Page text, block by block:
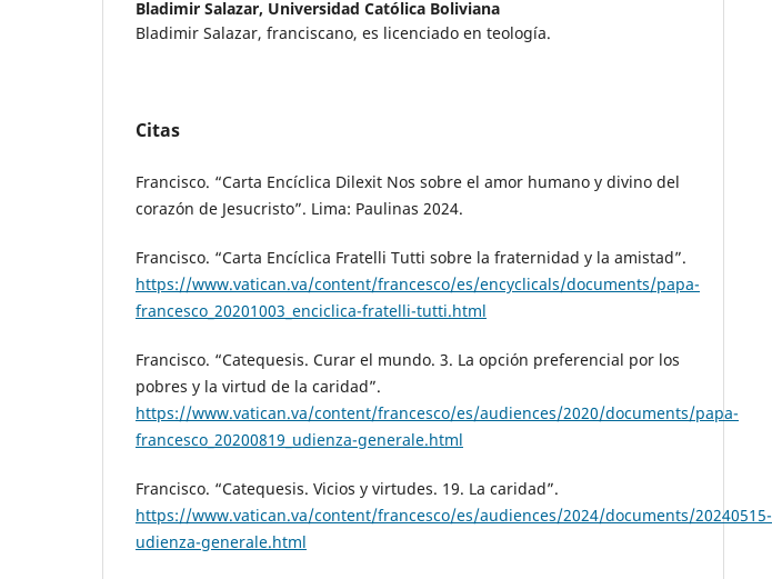
Bladimir Salazar, Universidad Católica Boliviana
Bladimir Salazar, franciscano, es licenciado en teología.
Citas
Francisco. “Carta Encíclica Dilexit Nos sobre el amor humano y divino del
corazón de Jesucristo”. Lima: Paulinas 2024.
Francisco. “Carta Encíclica Fratelli Tutti sobre la fraternidad y la amistad”.
https://www.vatican.va/content/francesco/es/encyclicals/documents/papa-
francesco_20201003_enciclica-fratelli-tutti.html
Francisco. “Catequesis. Curar el mundo. 3. La opción preferencial por los
pobres y la virtud de la caridad”.
https://www.vatican.va/content/francesco/es/audiences/2020/documents/papa-
francesco_20200819_udienza-generale.html
Francisco. “Catequesis. Vicios y virtudes. 19. La caridad”.
https://www.vatican.va/content/francesco/es/audiences/2024/documents/20240515-
udienza-generale.html